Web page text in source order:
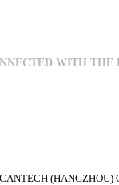
(HANGZHOU)